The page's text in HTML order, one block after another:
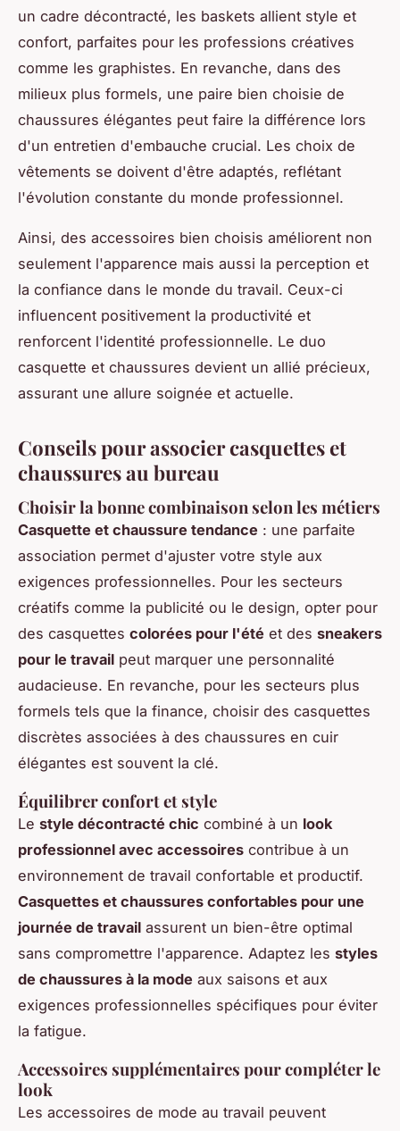
un cadre décontracté, les baskets allient style et
confort, parfaites pour les professions créatives
comme les graphistes. En revanche, dans des
milieux plus formels, une paire bien choisie de
chaussures élégantes peut faire la différence lors
d'un entretien d'embauche crucial. Les choix de
vêtements se doivent d'être adaptés, reflétant
l'évolution constante du monde professionnel.
Ainsi, des accessoires bien choisis améliorent non
seulement l'apparence mais aussi la perception et
la confiance dans le monde du travail. Ceux-ci
influencent positivement la productivité et
renforcent l'identité professionnelle. Le duo
casquette et chaussures devient un allié précieux,
assurant une allure soignée et actuelle.
Conseils pour associer casquettes et
chaussures au bureau
Choisir la bonne combinaison selon les métiers
Casquette et chaussure tendance : une parfaite
association permet d'ajuster votre style aux
exigences professionnelles. Pour les secteurs
créatifs comme la publicité ou le design, opter pour
des casquettes colorées pour l'été et des sneakers
pour le travail peut marquer une personnalité
audacieuse. En revanche, pour les secteurs plus
formels tels que la finance, choisir des casquettes
discrètes associées à des chaussures en cuir
élégantes est souvent la clé.
Équilibrer confort et style
Le style décontracté chic combiné à un look
professionnel avec accessoires contribue à un
environnement de travail confortable et productif.
Casquettes et chaussures confortables pour une
journée de travail assurent un bien-être optimal
sans compromettre l'apparence. Adaptez les styles
de chaussures à la mode aux saisons et aux
exigences professionnelles spécifiques pour éviter
la fatigue.
Accessoires supplémentaires pour compléter le
look
Les accessoires de mode au travail peuvent